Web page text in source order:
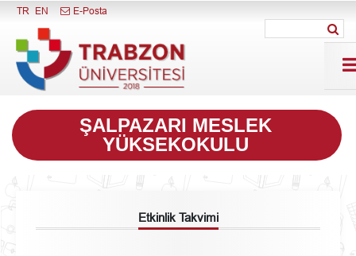
Menüyü Kapat
TR EN E-Posta
ŞALPAZARI MESLEK
YÜKSEKOKULU
Etkinlik Takvimi